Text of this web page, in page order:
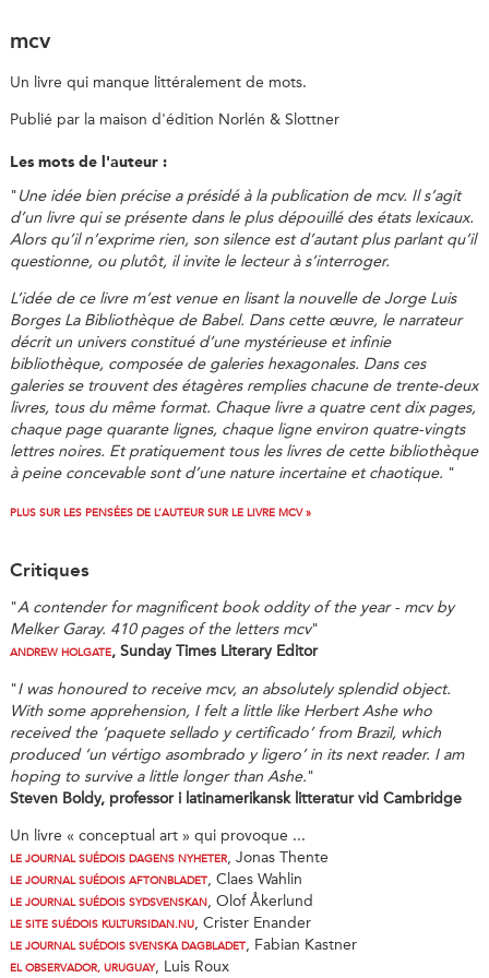
mcv
Un livre qui manque littéralement de mots.
Publié par la maison d'édition Norlén & Slottner
Les mots de l'auteur :
"Une idée bien précise a présidé à la publication de mcv. Il s’agit
d’un livre qui se présente dans le plus dépouillé des états lexicaux.
Alors qu’il n’exprime rien, son silence est d’autant plus parlant qu’il
questionne, ou plutôt, il invite le lecteur à s’interroger.
L’idée de ce livre m’est venue en lisant la nouvelle de Jorge Luis
Borges La Bibliothèque de Babel. Dans cette œuvre, le narrateur
décrit un univers constitué d’une mystérieuse et infinie
bibliothèque, composée de galeries hexagonales. Dans ces
galeries se trouvent des étagères remplies chacune de trente-deux
livres, tous du même format. Chaque livre a quatre cent dix pages,
chaque page quarante lignes, chaque ligne environ quatre-vingts
lettres noires. Et pratiquement tous les livres de cette bibliothèque
à peine concevable sont d’une nature incertaine et chaotique. "
PLUS SUR LES PENSÉES DE L’AUTEUR SUR LE LIVRE MCV »
Critiques
"A contender for magnificent book oddity of the year - mcv by
Melker Garay. 410 pages of the letters mcv"
ANDREW HOLGATE, Sunday Times Literary Editor
"I was honoured to receive mcv, an absolutely splendid object.
With some apprehension, I felt a little like Herbert Ashe who
received the ‘paquete sellado y certificado’ from Brazil, which
produced ‘un vértigo asombrado y ligero’ in its next reader. I am
hoping to survive a little longer than Ashe."
Steven Boldy, professor i latinamerikansk litteratur vid Cambridge
Un livre « conceptual art » qui provoque ...
LE JOURNAL SUÉDOIS DAGENS NYHETER, Jonas Thente
LE JOURNAL SUÉDOIS AFTONBLADET, Claes Wahlin
LE JOURNAL SUÉDOIS SYDSVENSKAN, Olof Åkerlund
LE SITE SUÉDOIS KULTURSIDAN.NU, Crister Enander
LE JOURNAL SUÉDOIS SVENSKA DAGBLADET, Fabian Kastner
EL OBSERVADOR, URUGUAY, Luis Roux